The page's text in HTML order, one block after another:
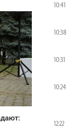
10:41
10:38
10:31
10:24
12:22